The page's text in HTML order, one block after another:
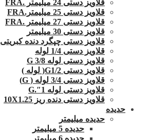
قلاویز دستی 24 میلیمتر .FRA
قلاویز دستی 25 میلیمتر.FRA
قلاویز دستی 27 میلیمتر .FRA
قلاویز دستی 30 میلیمتر
قلاویز دستی چپگرد دنده کبریتی TR 3X12
قلاویز دستی 1/4 لوله
قلاویز دستی لوله G 3/8
قلاویز دستی G1/2( لوله )
قلاویز دستی 3/4 لوله ( G)
قلاویز دستی لوله 1″.G
قلاویز دستی دنده ریز 10X1.25
حدیده
حدیده میلیمتر
حدیده 5 میلیمتر